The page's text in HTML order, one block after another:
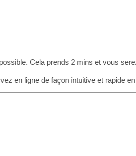
Cela prends 2 mins et vous
en ligne de façon intuitive et rapide